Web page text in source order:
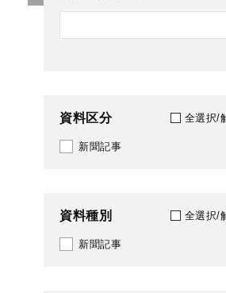
資料区分 全選択/
新聞記事
資料種別 全選択/
新聞記事